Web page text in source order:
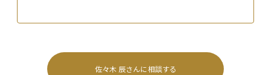
佐々木 辰さんに相談する